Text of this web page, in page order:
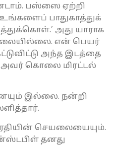
பஸ்ஸை ஏற்றி
பாதுகாத்துக்
அது யாராக
என் பெயர்
அந்த இடத்தை
அவர் கொலை மிரட்டல்
இல்லை. நன்றி
செயலையையும்.
தனது